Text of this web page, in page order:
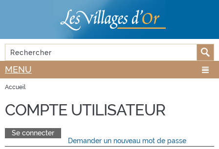
FORMULAIRE DE RECHERCHE
Rechercher
MENU
Accueil
COMPTE UTILISATEUR
ONGLETS PRINCIPAUX
Se connecter
Demander un nouveau mot de passe